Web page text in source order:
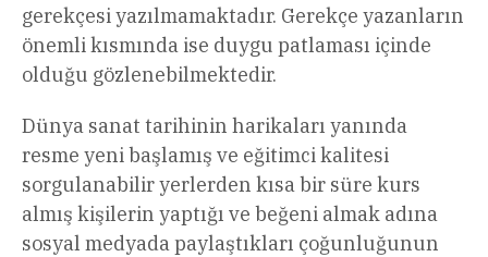
gerekçesi yazılmamaktadır. Gerekçe yazanların
önemli kısmında ise duygu patlaması içinde
olduğu gözlenebilmektedir.
Dünya sanat tarihinin harikaları yanında
resme yeni başlamış ve eğitimci kalitesi
sorgulanabilir yerlerden kısa bir süre kurs
almış kişilerin yaptığı ve beğeni almak adına
sosyal medyada paylaştıkları çoğunluğunun